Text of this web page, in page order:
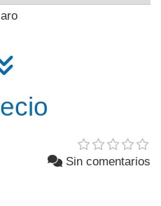
Sin comentarios